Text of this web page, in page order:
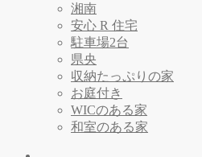
湘南
安心 R 住宅
駐車場2台
県央
収納たっぷりの家
お庭付き
WICのある家
和室のある家